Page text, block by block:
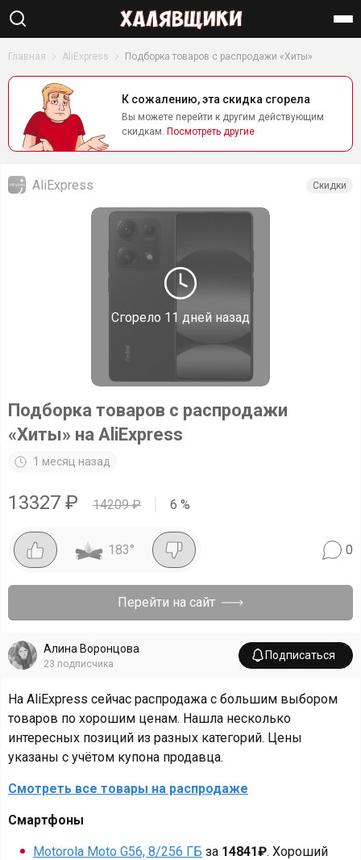
Найти
Главная AliExpress Подборка товаров с распродажи «Хиты»
К сожалению, эта скидка сгорела
Вы можете перейти к другим действующим
скидкам. Посмотреть другие
Сгорело 11 дней назад
AliExpress Скидки
Подборка товаров с распродажи
«Хиты» на AliExpress
1 месяц назад
13327 ₽ 14209₽ 6 %
183° 0
Перейти на сайт
Алина Воронцова
23 подписчика
Подписаться
На AliExpress сейчас распродажа с большим выбором
товаров по хорошим ценам. Нашла несколько
интересных позиций из разных категорий. Цены
указаны с учётом купона продавца.
Смотреть все товары на распродаже
Смартфоны
Motorola Moto G56, 8/256 ГБ за 14841₽. Хороший